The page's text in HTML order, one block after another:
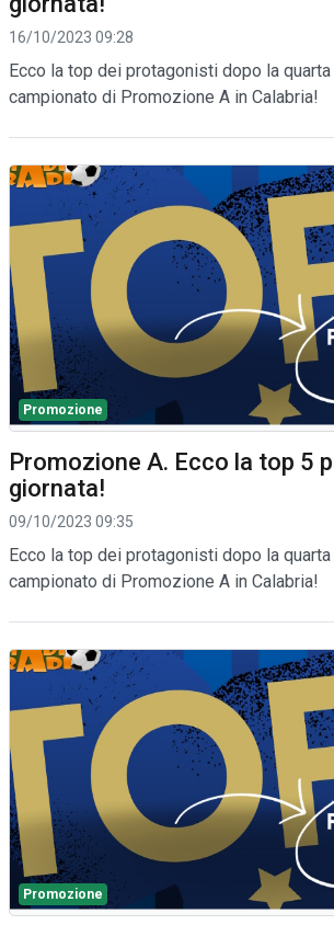
16/10/2023 09:28
Ecco la top dei protagonisti dopo la
campionato di Promozione A in Calabria!
Promozione
Promozione A. Ecco la top 5
giornata!
09/10/2023 09:35
Ecco la top dei protagonisti dopo la
campionato di Promozione A in Calabria!
Promozione